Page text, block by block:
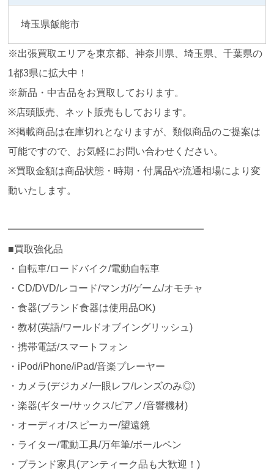
埼玉県飯能市
※出張買取エリアを東京都、神奈川県、埼玉県、千葉県の
1都3県に拡大中！
※新品・中古品をお買取しております。
※店頭販売、ネット販売もしております。
※掲載商品は在庫切れとなりますが、類似商品のご提案は
可能ですので、お気軽にお問い合わせください。
※買取金額は商品状態・時期・付属品や流通相場により変
動いたします。
━━━━━━━━━━━━━━━━━━━━
■買取強化品
・自転車/ロードバイク/電動自転車
・CD/DVD/レコード/マンガ/ゲーム/オモチャ
・食器(ブランド食器は使用品OK)
・教材(英語/ワールドオブイングリッシュ)
・携帯電話/スマートフォン
・iPod/iPhone/iPad/音楽プレーヤー
・カメラ(デジカメ/一眼レフ/レンズのみ◎)
・楽器(ギター/サックス/ピアノ/音響機材)
・オーディオ/スピーカー/望遠鏡
・ライター/電動工具/万年筆/ボールペン
・ブランド家具(アンティーク品も大歓迎！)